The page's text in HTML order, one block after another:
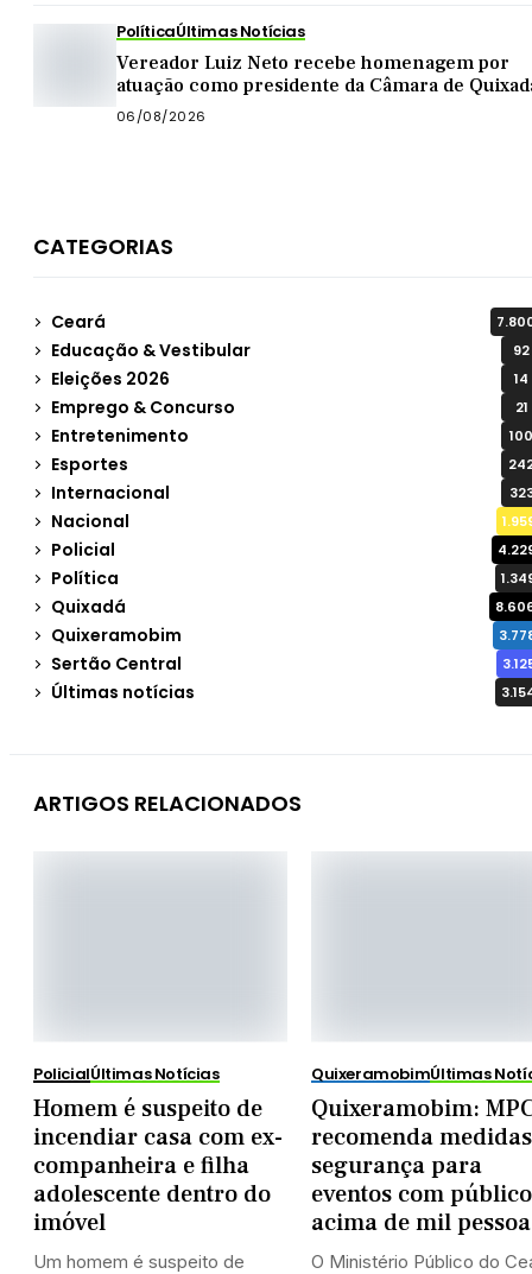
PolíticaÚltimas Notícias
Vereador Luiz Neto recebe homenagem por
atuação como presidente da Câmara de
06/08/2026
CATEGORIAS
Ceará
Educação & Vestibular 92
Eleições 2026 14
Emprego & Concurso 21
Entretenimento 100
Esportes
Internacional
Nacional
Policial
Política
Quixadá
Quixeramobim
Sertão Central
Últimas notícias
ARTIGOS RELACIONADOS
PolicialÚltimas Notícias
Homem é suspeito de
incendiar casa com ex-
companheira e filha
adolescente dentro do
imóvel
Um homem é suspeito de
QuixeramobimÚltimas
Quixeramobim:
recomenda
segurança para
eventos com público
acima de mil
O Ministério Público do